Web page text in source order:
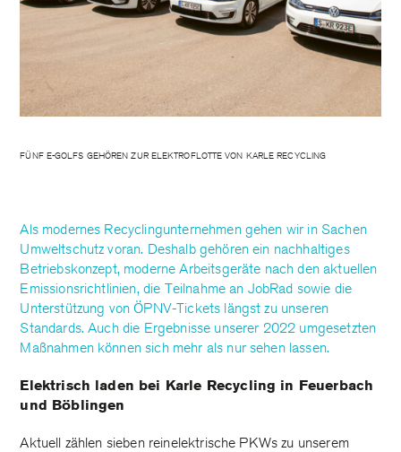
FÜNF E-GOLFS GEHÖREN ZUR ELEKTROFLOTTE VON KARLE RECYCLING
Als modernes Recyclingunternehmen gehen wir in Sachen
Umweltschutz voran. Deshalb gehören ein nachhaltiges
Betriebskonzept, moderne Arbeitsgeräte nach den aktuellen
Emissionsrichtlinien, die Teilnahme an JobRad sowie die
Unterstützung von ÖPNV-Tickets längst zu unseren
Standards. Auch die Ergebnisse unserer 2022 umgesetzten
Maßnahmen können sich mehr als nur sehen lassen.
Elektrisch laden bei Karle Recycling in Feuerbach
und Böblingen
Aktuell zählen sieben reinelektrische PKWs zu unserem